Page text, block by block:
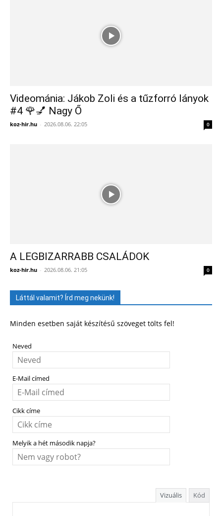
Videománia: Jákob Zoli és a tűzforró lányok
#4 🌹💅 Nagy Ő
koz-hir.hu - 2026.08.06. 22:05 0
A LEGBIZARRABB CSALÁDOK
koz-hir.hu - 2026.08.06. 21:05 0
Láttál valamit? Írd meg nekünk!
Minden esetben saját készítésű szöveget tölts fel!
Neved
E-Mail címed
Cikk címe
Melyik a hét második napja?
Vizuális Kód